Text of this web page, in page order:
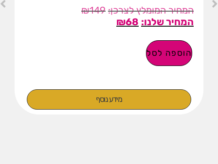
₪149
₪68
הוספה לסל
מידע נוסף